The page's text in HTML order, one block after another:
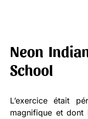
Neon
School
L’exercice était
magnifique et